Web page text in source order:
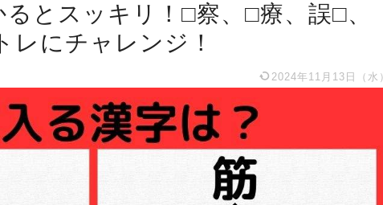
るとスッキリ！□察、□療、誤□、
レにチャレンジ！
2024年11月13日（水